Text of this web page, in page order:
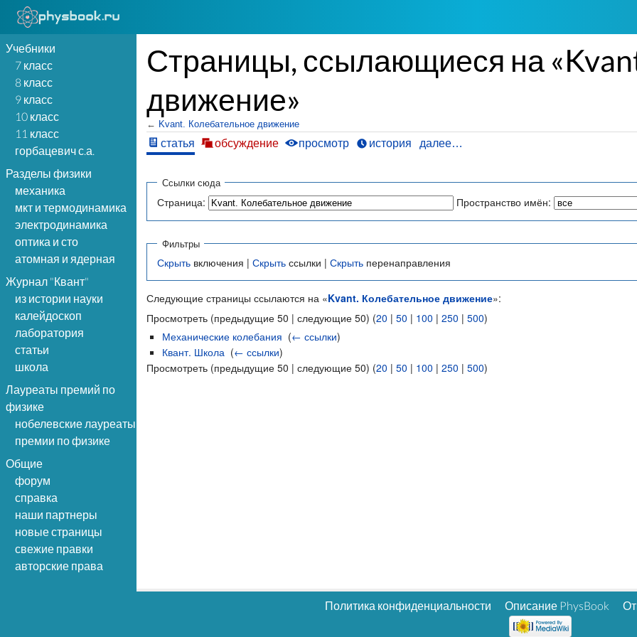
Учебники
7 класс
8 класс
9 класс
10 класс
11 класс
горбацевич с.а.
Разделы физики
механика
мкт и термодинамика
электродинамика
оптика и сто
атомная и ядерная
Журнал "Квант"
из истории науки
калейдоскоп
лаборатория
статьи
школа
Лауреаты премий по
физике
нобелевские лауреаты
премии по физике
Общие
форум
справка
наши партнеры
новые страницы
свежие правки
авторские права
Страницы, ссылающиеся на
движение»
← Kvant. Колебательное движение
статья обсуждение просмотр история далее…
Ссылки сюда
Страница: Пространство имён:
Фильтры
Скрыть включения | Скрыть ссылки | Скрыть перенаправления
Следующие страницы ссылаются на «Kvant. Колебательное движение»:
Просмотреть (предыдущие 50 | следующие 50) (20 | 50 | 100 | 250 | 500)
Механические колебания (← ссылки)
Квант. Школа (← ссылки)
Просмотреть (предыдущие 50 | следующие 50) (20 | 50 | 100 | 250 | 500)
Политика конфиденциальности Описание PhysBook